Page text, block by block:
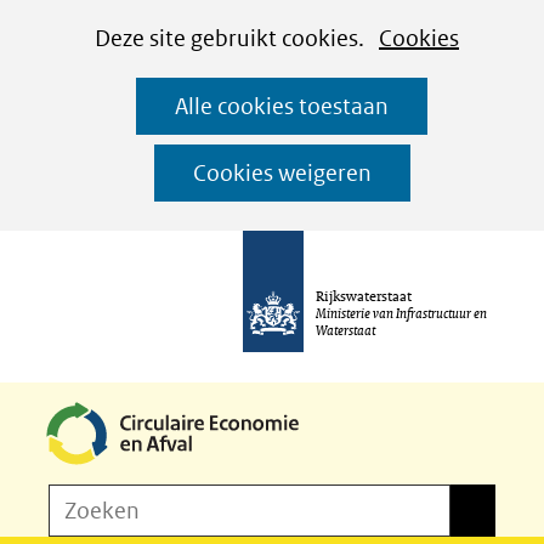
CookiesDeze site gebruikt cookies. Cookies
worden
toegestaan
geweigerd.
Alle cookies toestaan
Cookies weigeren
Ga
naar
de
inhoud
Rijkswaterstaat
Ministerie van Infrastructuur en
Waterstaat
o
Zoeken